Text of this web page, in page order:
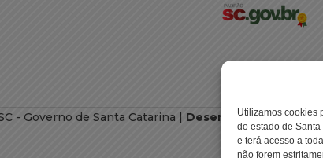
Utilizamos cookies
do estado de Santa
e terá acesso a
não forem
- Governo de Santa Catarina | Desenvolvimento -